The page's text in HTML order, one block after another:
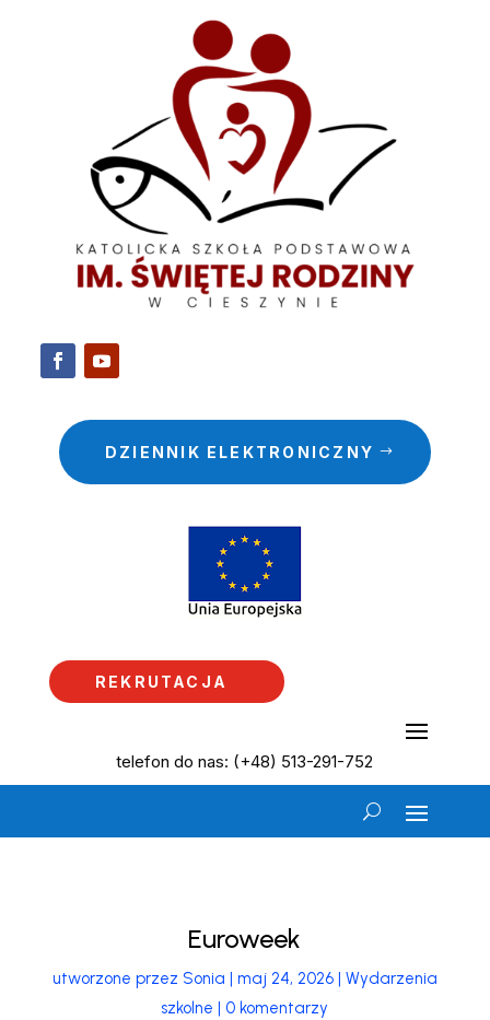
DZIENNIK ELEKTRONICZNY
REKRUTACJA
telefon do nas: (+48) 513-291-752
Euroweek
utworzone przez Sonia | maj 24, 2026| Wydarzenia
szkolne |0 komentarzy